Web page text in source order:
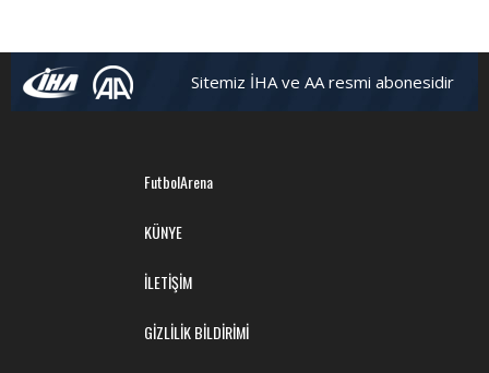
Sitemiz İHA ve AA resmi abonesidir
FutbolArena
KÜNYE
İLETİŞİM
GİZLİLİK BİLDİRİMİ